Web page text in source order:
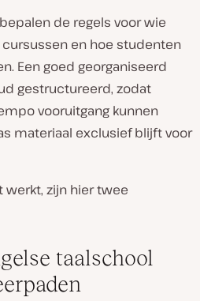
de regels voor wie
en hoe studenten
Een goed georganiseerd
gestructureerd, zodat
vooruitgang kunnen
materiaal exclusief blijft voor
zijn hier twee
taalschool